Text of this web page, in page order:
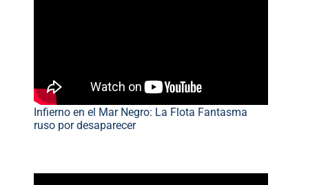
Infierno en el Mar Negro: La Flota Fantasma
ruso por desaparecer